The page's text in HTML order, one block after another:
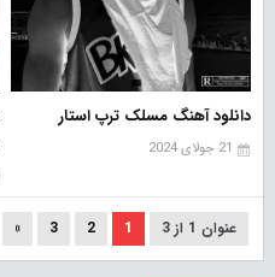
دانلود آهنگ مسلک ترپ استار
21 جولای 2024
عنوان 1 از 3 1
2
3
»